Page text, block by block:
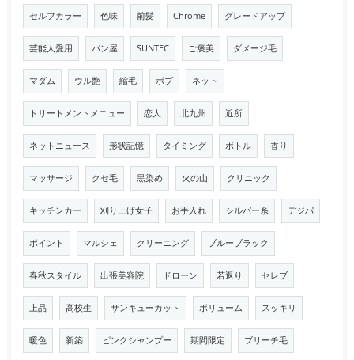
セルフカラー 色味 前髪 Chrome グレードアップ
芸能人愛用 パン屋 SUNTEC ご褒美 ダメージ毛
マダム ウル艶 縮毛 ボブ ネット
トリートメントメニュー 恋人 北九州 近所
ネットニュース 形状記憶 タイミング ボトル 香り
マッサージ クセ毛 黒染め 火の山 クリニック
キッチンカー 刈り上げ女子 お手入れ シルバー系 デジパ
ポイント マルシェ クリーニング ブルーブラック
春秋スタイル 出張美容院 ドローン 若返り セレブ
上品 高校生 サンキューカット ボリューム スッキリ
暖色 新築 ピンクシャンプー 期間限定 ブリーチ毛